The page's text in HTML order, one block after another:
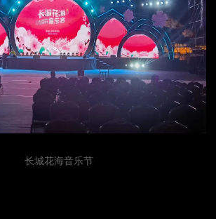
长城花海音乐节